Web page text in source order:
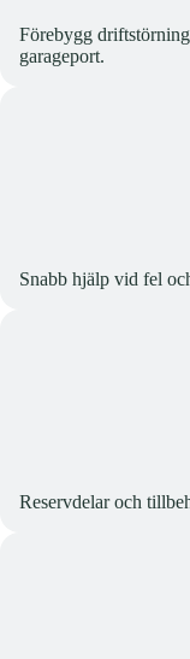
Förebygg
garageport.
Snabb hjälp vid fel
Reservdelar och